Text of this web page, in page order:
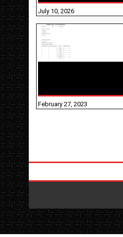
July 10, 2026
February 27, 2023